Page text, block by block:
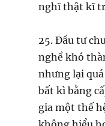
nghĩ thật kĩ
25. Đầu tư
nghề khó
nhưng lại quá
bất kì bằng
gia một thế